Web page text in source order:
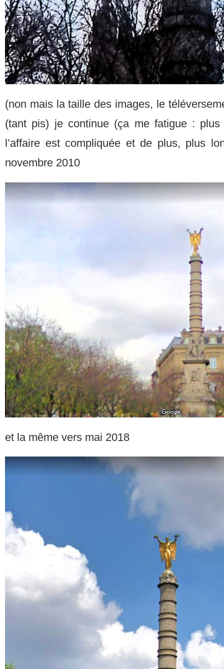
(non mais la taille des images, le
(tant pis) je continue (ça me fatigue :
l’affaire est compliquée et de plus, plus
novembre 2010
et la même vers mai 2018